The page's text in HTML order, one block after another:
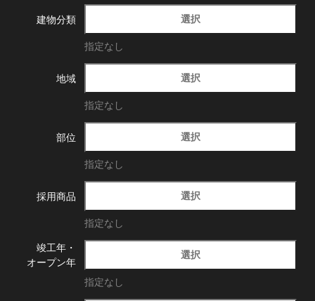
建物分類 選択
指定なし
地域 選択
指定なし
部位 選択
指定なし
採用商品 選択
指定なし
竣工年・
オープン年
選択
指定なし